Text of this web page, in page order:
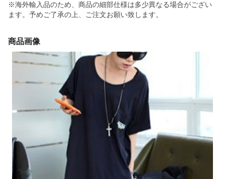
※海外輸入品のため、商品の細部仕様は多少異なる場合がござい
ます。予めご了承の上、ご注文お願い致します。
商品画像